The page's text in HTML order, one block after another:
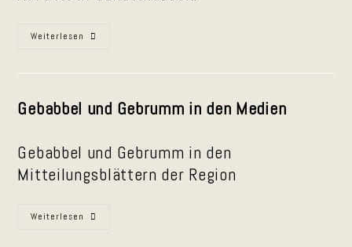
Weiterlesen Presseankündigung
Gebabbel
In
Schatthausen
Gebabbel und Gebrumm in den Medien
Gebabbel und Gebrumm in den
Mitteilungsblättern der Region
Weiterlesen Gebabbel